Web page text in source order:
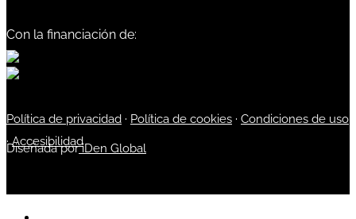
Con la financiación de:
Política de privacidad · Política de cookies · Condiciones de uso
·Accesibilidad
Diseñada poriDen Global